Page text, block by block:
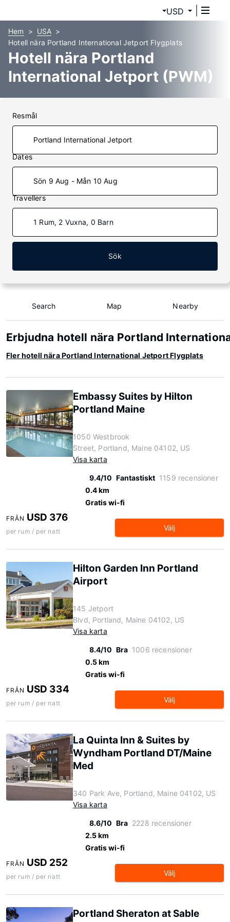
USD
Hem
USA
Hotell nära Portland International Jetport Flygplats
Hotell nära Portland
International Jetport (PWM)
Resmål
Dates
Sön 9 Aug - Mån 10 Aug
Travellers
1 Rum, 2 Vuxna, 0 Barn
Sök
Search Map Nearby
Erbjudna hotell nära Portland
Fler hotell nära Portland International Jetport Flygplats
Embassy Suites by Hilton
Portland Maine
1050 Westbrook
Street, Portland, Maine 04102, US
Visa karta
9.4/10 Fantastiskt 1159 recensioner
0.4 km
Gratis wi-fi
FRÅN USD 376
per rum / per natt Välj
Hilton Garden Inn Portland
Airport
145 Jetport
Blvd, Portland, Maine 04102, US
Visa karta
8.4/10 Bra 1006 recensioner
0.5 km
Gratis wi-fi
FRÅN USD 334
per rum / per natt Välj
La Quinta Inn & Suites by
Wyndham Portland DT/Maine
Med
340 Park Ave, Portland, Maine 04102, US
Visa karta
8.6/10 Bra 2228 recensioner
2.5 km
Gratis wi-fi
FRÅN USD 252
per rum / per natt Välj
Portland Sheraton at Sable